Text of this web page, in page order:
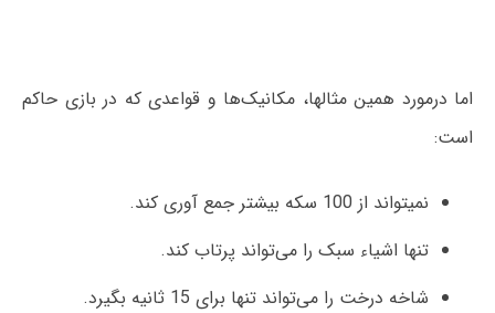
اما درمورد همین مثالها، مکانیک‌ها و قواعدی که در بازی حاکم
است:
نمیتواند از 100 سکه بیشتر جمع آوری کند.
تنها اشیاء سبک را می‌تواند پرتاب کند.
شاخه درخت را می‌تواند تنها برای 15 ثانیه بگیرد.